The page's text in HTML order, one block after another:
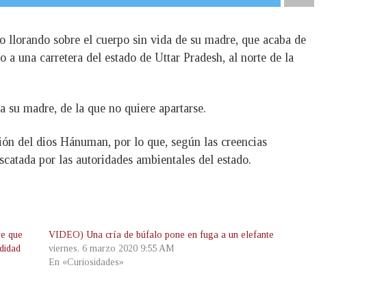
llorando sobre el cuerpo sin vida de su madre, que acaba de
una carretera del estado de Uttar Pradesh, al norte de la
madre, de la que no quiere apartarse.
del dios Hánuman, por lo que, según las creencias
por las autoridades ambientales del estado.
que
VIDEO) Una cría de búfalo pone en fuga a un elefante
viernes, 6 marzo 2020 9:55 AM
En «Curiosidades»